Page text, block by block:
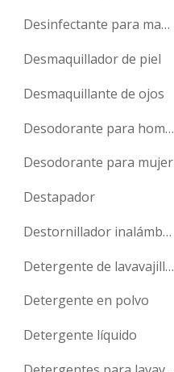
Desinfectante para manos
Desmaquillador de piel
Desmaquillante de ojos
Desodorante para hombre
Desodorante para mujer
Destapador
Destornillador inalámbrico
Detergente de lavavajillas
Detergente en polvo
Detergente líquido